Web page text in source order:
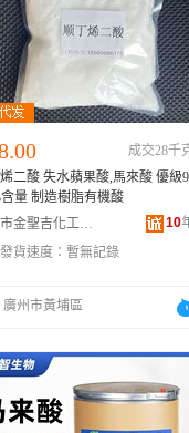
成交28千
二酸 失水蘋果酸,馬來酸 優級9
含量 制造樹脂有機酸
廣州市金聖吉化工有限公司
10
貨速度： 暫無記錄
廣州市黃埔區